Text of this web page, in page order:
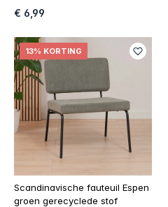
€ 6,99
13% KORTING
Scandinavische fauteuil Espen
groen gerecyclede stof